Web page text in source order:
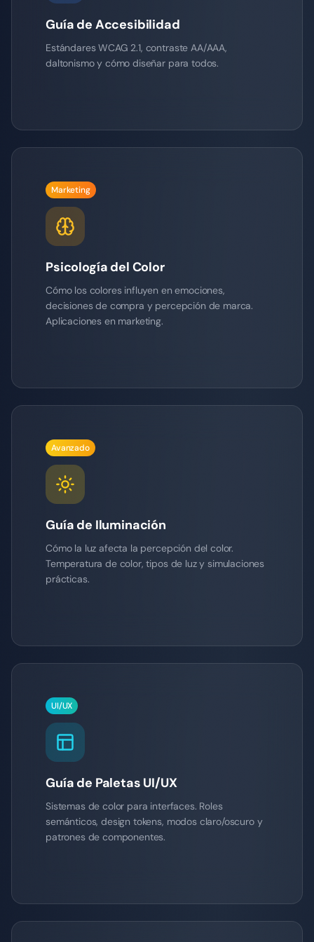
Guía de Accesibilidad
Estándares WCAG 2.1, contraste AA/AAA,
daltonismo y cómo diseñar para todos.
Marketing
Psicología del Color
Cómo los colores influyen en emociones,
decisiones de compra y percepción de marca.
Aplicaciones en marketing.
Avanzado
Guía de Iluminación
Cómo la luz afecta la percepción del color.
Temperatura de color, tipos de luz y simulaciones
prácticas.
UI/UX
Guía de Paletas UI/UX
Sistemas de color para interfaces. Roles
semánticos, design tokens, modos claro/oscuro y
patrones de componentes.